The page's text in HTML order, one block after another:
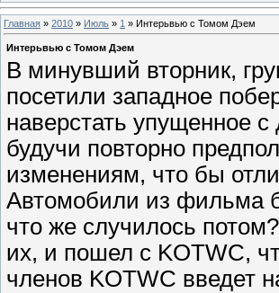
Главная » 2010 » Июль » 1 » Интерьвью с Томом Дэем
Интерьвью с Томом Дэем
В минувший вторник,
посетили западное
наверстать упущенное
будучи повторно
изменениям, что бы
Автомобили из фильма
что же случилось
их, и пошел с KOTWC,
членов KOTWC введет